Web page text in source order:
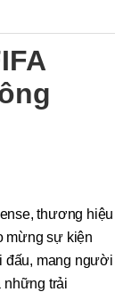
thương hiệu
mừng sự kiện
đấu, mang người
những trải